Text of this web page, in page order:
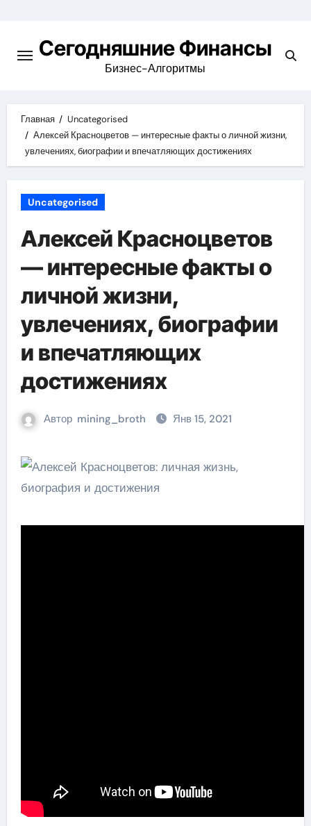
содержимомуСегодняшние Финансы
Бизнес-Алгоритмы
Главная
Uncategorised
Алексей Красноцветов — интересные факты о личной жизни,
увлечениях, биографии и впечатляющих достижениях
Uncategorised
Алексей Красноцветов
— интересные факты о
личной жизни,
увлечениях, биографии
и впечатляющих
достижениях
Автор mining_broth Янв 15, 2021